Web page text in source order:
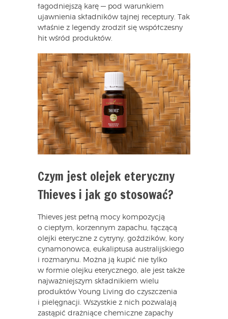
łagodniejszą karę — pod warunkiem
ujawnienia składników tajnej receptury. Tak
właśnie z legendy zrodził się współczesny
hit wśród produktów.
Czym jest olejek eteryczny
Thieves i jak go stosować?
Thieves jest pełną mocy kompozycją
o ciepłym, korzennym zapachu, łączącą
olejki eteryczne z cytryny, goździków, kory
cynamonowca, eukaliptusa australijskiego
i rozmarynu. Można ją kupić nie tylko
w formie olejku eterycznego, ale jest także
najważniejszym składnikiem wielu
produktów Young Living do czyszczenia
i pielęgnacji. Wszystkie z nich pozwalają
zastąpić drażniące chemiczne zapachy